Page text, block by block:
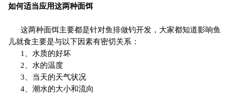
如何适当应用这两种面饵
这两种面饵主要都是针对鱼排做钓开发，大家都知道影响鱼
儿就食主要是与以下因素有密切关系：
1、水质的好坏
2、水的温度
3、当天的天气状况
4、潮水的大小和流向